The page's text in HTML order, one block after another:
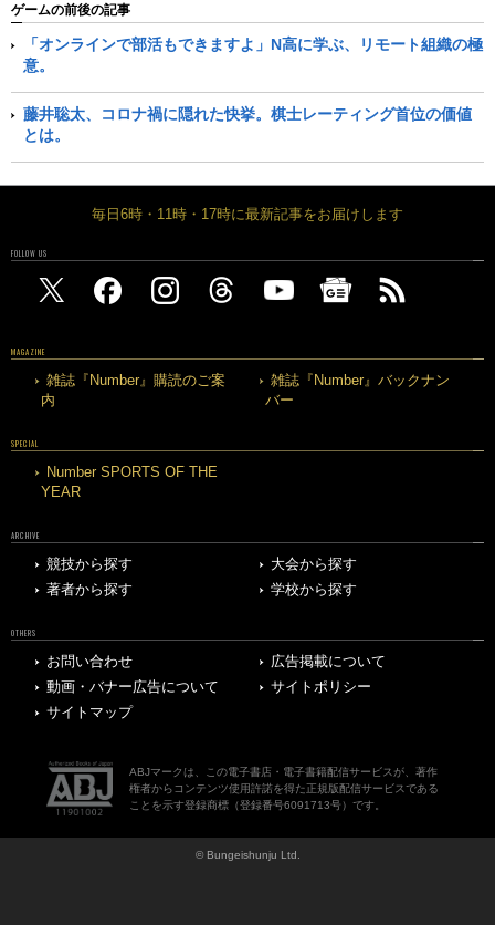
ゲームの前後の記事
「オンラインで部活もできますよ」N高に学ぶ、リモート組織の極
意。
藤井聡太、コロナ禍に隠れた快挙。棋士レーティング首位の価値
とは。
毎日6時・11時・17時に最新記事をお届けします
FOLLOW US
MAGAZINE
雑誌『Number』購読のご案
内
雑誌『Number』バックナン
バー
SPECIAL
Number SPORTS OF THE
YEAR
ARCHIVE
競技から探す
大会から探す
著者から探す
学校から探す
OTHERS
お問い合わせ
広告掲載について
動画・バナー広告について
サイトポリシー
サイトマップ
ABJマークは、この電子書店・電子書籍配信サービスが、著作
権者からコンテンツ使用許諾を得た正規版配信サービスである
ことを示す登録商標（登録番号6091713号）です。
© Bungeishunju Ltd.